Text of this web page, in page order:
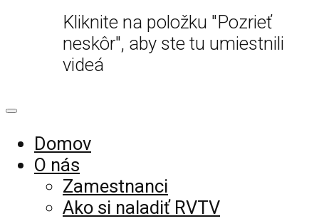
Kliknite na položku "Pozrieť
neskôr", aby ste tu umiestnili
videá
Domov
O nás
Zamestnanci
Ako si naladiť RVTV